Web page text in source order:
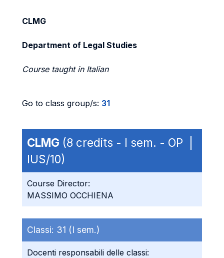
CLMG
Department of Legal Studies
Course taught in Italian
Go to class group/s: 31
CLMG (8 credits - I sem. - OP |
IUS/10)
Course Director:
MASSIMO OCCHIENA
Classi: 31 (I sem.)
Docenti responsabili delle classi: